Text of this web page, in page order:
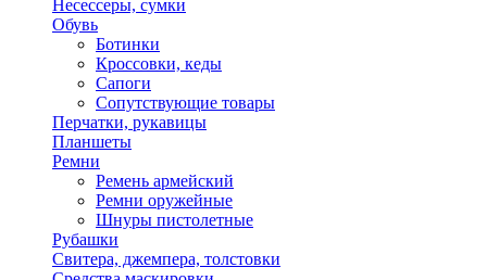
Несессеры, сумки
Обувь
Ботинки
Кроссовки, кеды
Сапоги
Сопутствующие товары
Перчатки, рукавицы
Планшеты
Ремни
Ремень армейский
Ремни оружейные
Шнуры пистолетные
Рубашки
Свитера, джемпера, толстовки